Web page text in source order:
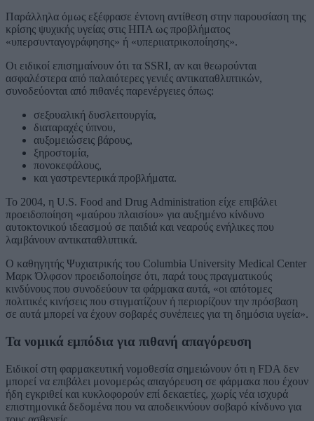
Παράλληλα όμως εξέφρασε έντονη αντίθεση στην παρουσίαση της
κρίσης ψυχικής υγείας στις ΗΠΑ ως προβλήματος
«υπερσυνταγογράφησης» ή «υπεριιατρικοποίησης».
Οι ειδικοί επισημαίνουν ότι τα SSRI, αν και θεωρούνται
ασφαλέστερα από παλαιότερες γενιές αντικαταθλιπτικών,
συνοδεύονται από πιθανές παρενέργειες όπως:
σεξουαλική δυσλειτουργία,
διαταραχές ύπνου,
αυξομειώσεις βάρους,
ξηροστομία,
πονοκεφάλους,
και γαστρεντερικά προβλήματα.
Το 2004, η U.S. Food and Drug Administration είχε επιβάλει
προειδοποίηση «μαύρου πλαισίου» για αυξημένο κίνδυνο
αυτοκτονικού ιδεασμού σε παιδιά και νεαρούς ενήλικες που
λαμβάνουν αντικαταθλιπτικά.
Ο καθηγητής Ψυχιατρικής του Columbia University Medical Center
Μαρκ Όλφσον προειδοποίησε ότι, παρά τους πραγματικούς
κινδύνους που συνοδεύουν τα φάρμακα αυτά, «οι απότομες
πολιτικές κινήσεις που στιγματίζουν ή περιορίζουν την πρόσβαση
σε αυτά μπορεί να έχουν σοβαρές συνέπειες για τη δημόσια υγεία».
Τα νομικά εμπόδια για πιθανή απαγόρευση
Ειδικοί στη φαρμακευτική νομοθεσία σημειώνουν ότι η FDA δεν
μπορεί να επιβάλει μονομερώς απαγόρευση σε φάρμακα που έχουν
ήδη εγκριθεί και κυκλοφορούν επί δεκαετίες, χωρίς νέα ισχυρά
επιστημονικά δεδομένα που να αποδεικνύουν σοβαρό κίνδυνο για